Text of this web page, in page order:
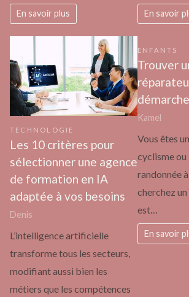
En savoir plus En savoir
TECHNOLOGIE
Les 10 critères pour
sélectionner une agence
de formation en IA
adaptée à vos besoins
Denis
L’intelligence artificielle
transforme tous les secteurs,
modifiant aussi bien les
métiers que les compétences
ENFANTS
Trouver
Kamel
Vous êtes
cyclisme ou
randonnée
cherchez
est…
En savoir